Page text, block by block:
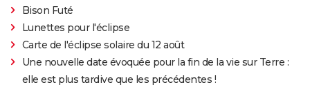
Bison Futé
Lunettes pour l'éclipse
Carte de l'éclipse solaire du 12 août
Une nouvelle date évoquée pour la fin de la vie sur Terre :
elle est plus tardive que les précédentes !